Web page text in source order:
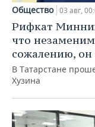
Общество 03 авг,
Рифкат
что
сожалению,
В Татарстане
Хузина